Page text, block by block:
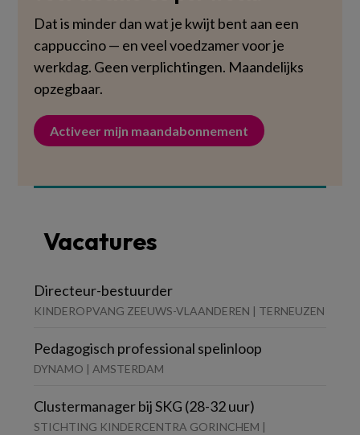
Dat is minder dan wat je kwijt bent aan een
cappuccino — en veel voedzamer voor je
werkdag. Geen verplichtingen. Maandelijks
opzegbaar.
Activeer mijn maandabonnement
Vacatures
Directeur-bestuurder
KINDEROPVANG ZEEUWS-VLAANDEREN | TERNEUZEN
Pedagogisch professional spelinloop
DYNAMO | AMSTERDAM
Clustermanager bij SKG (28-32 uur)
STICHTING KINDERCENTRA GORINCHEM |